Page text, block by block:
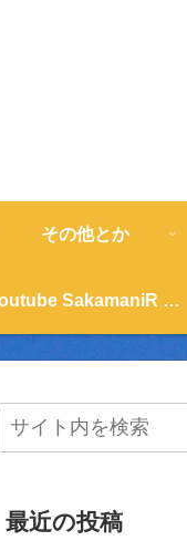
その他とか
youtube SakamaniR 紹介
最近の投稿